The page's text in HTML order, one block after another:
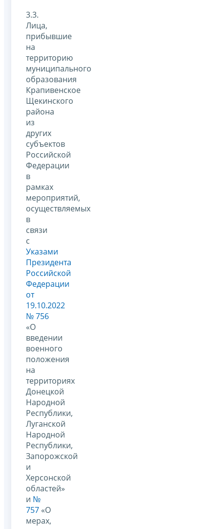
3.3.
Лица,
прибывшие
на
территорию
муниципального
образования
Крапивенское
Щекинского
района
из
других
субъектов
Российской
Федерации
в
рамках
мероприятий,
осуществляемых
в
связи
с
Указами
Президента
Российской
Федерации
от
19.10.2022
№ 756
«О
введении
военного
положения
на
территориях
Донецкой
Народной
Республики,
Луганской
Народной
Республики,
Запорожской
и
Херсонской
областей»
и №
757 «О
мерах,